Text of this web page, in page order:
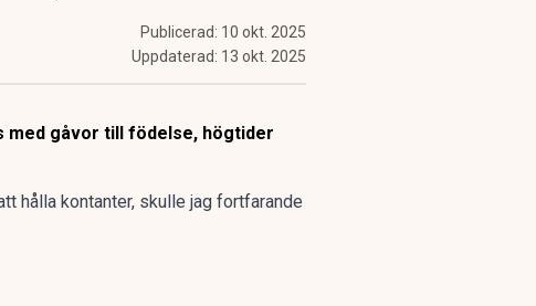
Publicerad: 10 okt. 2025
Uppdaterad: 13 okt. 2025
med gåvor till födelse, högtider
hålla kontanter, skulle jag fortfarande